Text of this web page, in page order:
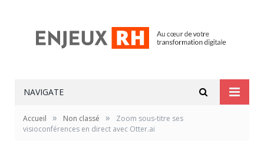
NAVIGATE
Accueil » Non classé »
Zoom sous-titre ses
visioconférences en direct avec Otter.ai